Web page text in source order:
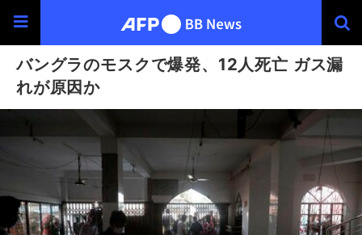
バングラのモスクで爆発、12人死亡 ガス漏
れが原因か